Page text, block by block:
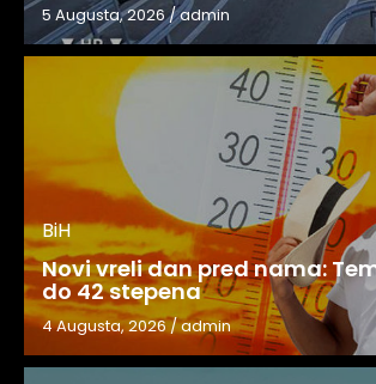
5 Augusta, 2026/admin
BiH
Novi vreli dan pred nama:
do 42 stepena
4 Augusta, 2026/admin